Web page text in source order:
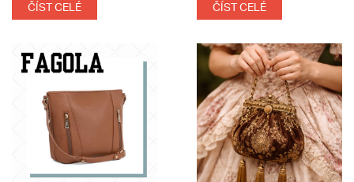
ČÍST CELÉ ČÍST CELÉ